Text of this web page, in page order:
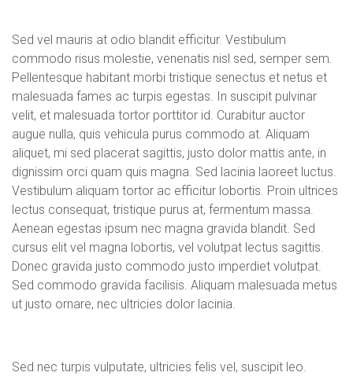
Sed vel mauris at odio blandit efficitur. Vestibulum
commodo risus molestie, venenatis nisl sed, semper sem.
Pellentesque habitant morbi tristique senectus et netus et
malesuada fames ac turpis egestas. In suscipit pulvinar
velit, et malesuada tortor porttitor id. Curabitur auctor
augue nulla, quis vehicula purus commodo at. Aliquam
aliquet, mi sed placerat sagittis, justo dolor mattis ante, in
dignissim orci quam quis magna. Sed lacinia laoreet luctus.
Vestibulum aliquam tortor ac efficitur lobortis. Proin ultrices
lectus consequat, tristique purus at, fermentum massa.
Aenean egestas ipsum nec magna gravida blandit. Sed
cursus elit vel magna lobortis, vel volutpat lectus sagittis.
Donec gravida justo commodo justo imperdiet volutpat.
Sed commodo gravida facilisis. Aliquam malesuada metus
ut justo ornare, nec ultricies dolor lacinia.
Sed nec turpis vulputate, ultricies felis vel, suscipit leo.